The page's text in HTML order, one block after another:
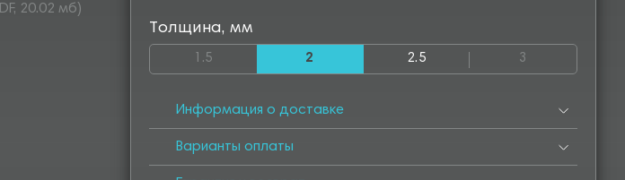
20.02 мб)
2550
Толщина, мм
1.5 2 2.5 3
Информация о доставке
Варианты оплаты